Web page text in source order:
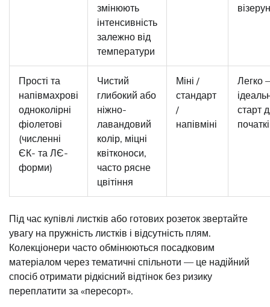
змінюють
інтенсивність
залежно від
температури
Прості та
напівмахрові
одноколірні
фіолетові
(численні
ЄК- та ЛЄ-
форми)
Чистий
глибокий або
ніжно-
лавандовий
колір, міцні
квітконоси,
часто рясне
цвітіння
Міні /
стандарт
/
напівміні
Легко
старт
Під час купівлі листків або готових розеток звертайте
увагу на пружність листків і відсутність плям.
Колекціонери часто обмінюються посадковим
матеріалом через тематичні спільноти — це надійний
спосіб отримати рідкісний відтінок без ризику
переплатити за «пересорт».